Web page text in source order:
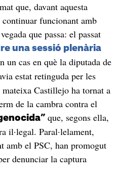
que, davant aquesta
funcionant amb
que passa: el passat
una sessió plenària
un cas en què la diputada de
estat retinguda per les
Castillejo ha tornat a
de la cambra contra el
que, segons ella,
il·legal. Paral·lelament,
amb el PSC, han promogut
denunciar la captura